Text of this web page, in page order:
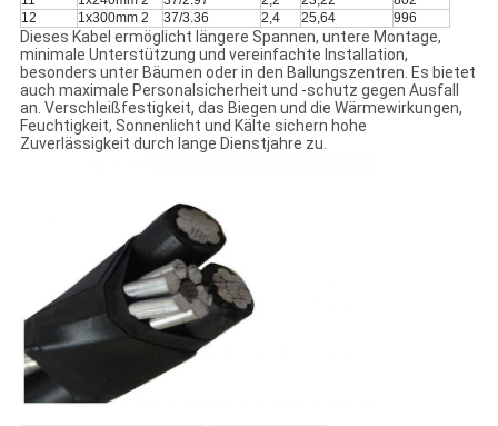
12
1x300mm 2 37/3.36 2,4 25,64 996
Dieses Kabel ermöglicht längere Spannen, untere Montage,
minimale Unterstützung und vereinfachte Installation,
besonders unter Bäumen oder in den Ballungszentren. Es bietet
auch maximale Personalsicherheit und -schutz gegen Ausfall
an. Verschleißfestigkeit, das Biegen und die Wärmewirkungen,
Feuchtigkeit, Sonnenlicht und Kälte sichern hohe
Zuverlässigkeit durch lange Dienstjahre zu.